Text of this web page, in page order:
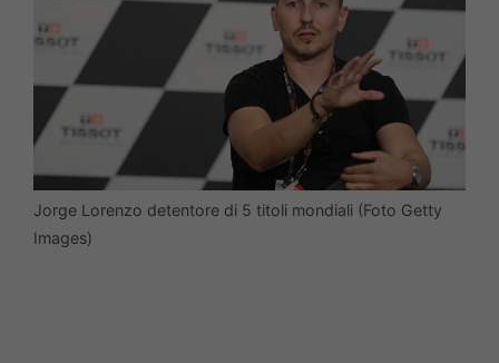
Jorge Lorenzo detentore di 5 titoli mondiali (Foto Getty
Images)